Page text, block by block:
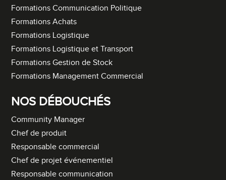
Formations Communication Politique
Formations Achats
Formations Logistique
Formations Logistique et Transport
Formations Gestion de Stock
Formations Management Commercial
NOS DÉBOUCHÉS
Community Manager
Chef de produit
Responsable commercial
Chef de projet événementiel
Responsable communication